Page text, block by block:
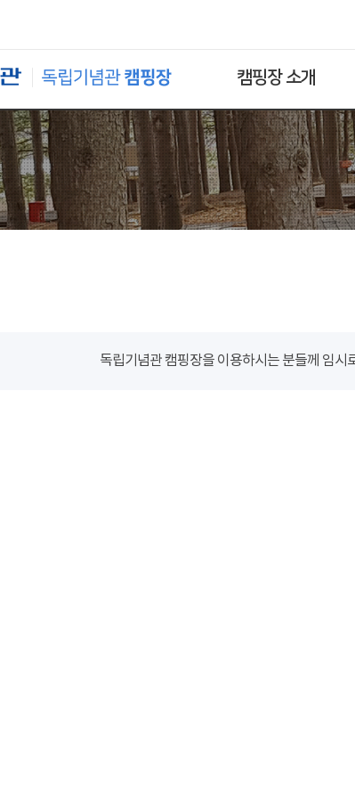
캠핑장 소개
독립기념관 캠핑장을 이용하시는 분들께 임